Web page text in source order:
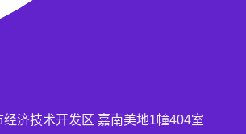
经济技术开发区 嘉南美地1幢404室